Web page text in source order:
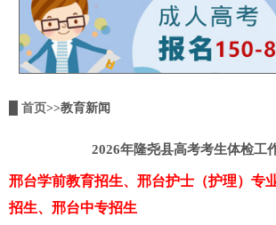
首页>>教育新闻
2026年隆尧县高考考生体检工
邢台学前教育招生、邢台护士（护理）专
招生、邢台中专招生